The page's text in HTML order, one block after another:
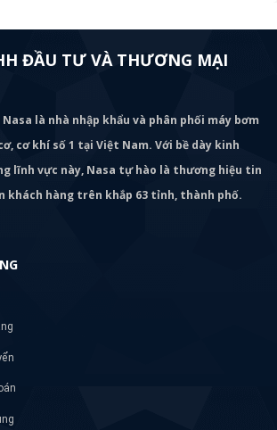
ĐẦU TƯ VÀ THƯƠNG MẠI
Nasa là nhà nhập khẩu và phân phối máy bơm
cơ khí số 1 tại Việt Nam. Với bề dày kinh
lĩnh vực này, Nasa tự hào là thương hiệu tin
khách hàng trên khắp 63 tỉnh, thành phố.